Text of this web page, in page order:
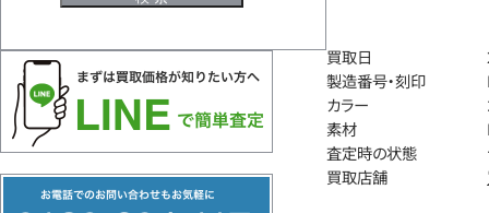
買取日
製造番号・刻印
カラー
素材
査定時の状態
買取店舗